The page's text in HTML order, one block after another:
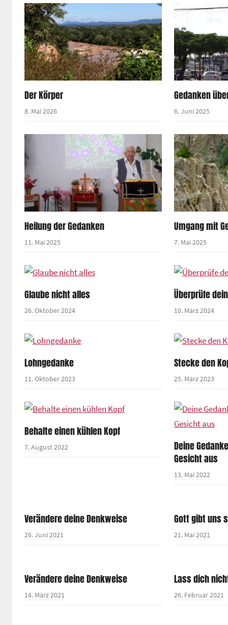
Der Körper
8. Mai 2026
Gedanken
6. Juni 2025
Heilung der Gedanken
11. Mai 2025
Umgang mit
7. Mai 2025
Glaube nicht alles
26. Oktober 2024
Überprüfe
10. März 2024
Lohngedanke
11. Oktober 2023
Stecke den
25. März 2023
Behalte einen kühlen Kopf
7. August 2022
Deine
Gesicht aus
13. Mai 2022
Verändere deine Denkweise
26. Juni 2021
Gott gibt uns
21. Mai 2021
Verändere deine Denkweise
14. März 2021
Lass dich
26. Februar 2021